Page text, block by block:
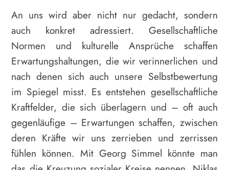
An uns wird aber nicht nur gedacht, sondern
auch konkret adressiert. Gesellschaftliche
Normen und kulturelle Ansprüche schaffen
Erwartungshaltungen, die wir verinnerlichen und
nach denen sich auch unsere Selbstbewertung
im Spiegel misst. Es entstehen gesellschaftliche
Kraftfelder, die sich überlagern und – oft auch
gegenläufige – Erwartungen schaffen, zwischen
deren Kräfte wir uns zerrieben und zerrissen
fühlen können. Mit Georg Simmel könnte man